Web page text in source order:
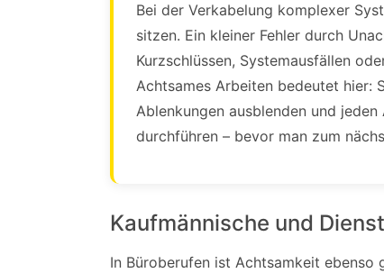
Bei der Verkabelung komplexer
sitzen. Ein kleiner Fehler durch
Kurzschlüssen, Systemausfällen
Achtsames Arbeiten bedeutet hier:
Ablenkungen ausblenden und
durchführen – bevor man zum
Kaufmännische und
In Büroberufen ist Achtsamkeit